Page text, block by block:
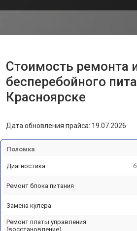
Стоимость ремонта
бесперебойного
Красноярске
Дата обновления прайса: 19.07.2026
Поломка
Диагностика
Ремонт блока питания
Замена кулера
Ремонт платы управления
(восстановление)